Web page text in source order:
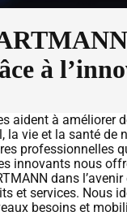
à
aident à améliorer
la vie et la santé de
professionnelles
innovants nous
dans
et services. Nous
besoins et